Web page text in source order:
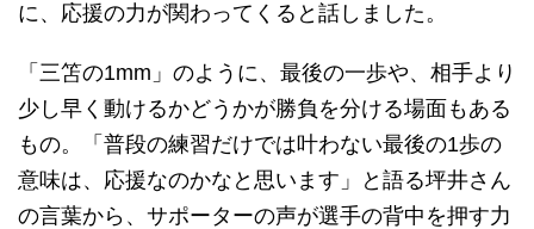
に、応援の力が関わってくると話しました。
「三笘の1mm」のように、最後の一歩や、相手より
少し早く動けるかどうかが勝負を分ける場面もある
もの。「普段の練習だけでは叶わない最後の1歩の
意味は、応援なのかなと思います」と語る坪井さん
の言葉から、サポーターの声が選手の背中を押す力